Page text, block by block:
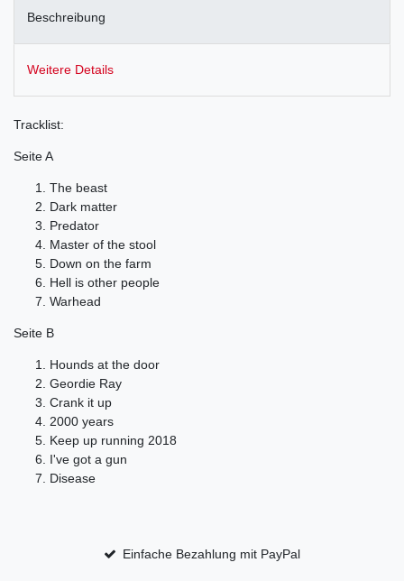
Beschreibung
Weitere Details
Tracklist:
Seite A
The beast
Dark matter
Predator
Master of the stool
Down on the farm
Hell is other people
Warhead
Seite B
Hounds at the door
Geordie Ray
Crank it up
2000 years
Keep up running 2018
I've got a gun
Disease
Einfache Bezahlung mit PayPal